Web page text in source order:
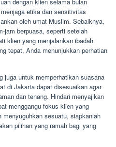
etika dan sensitivitas
oleh umat Muslim. Sebaiknya,
jam berpuasa, seperti setelah
klien yang menjalankan ibadah
tepat, Anda menunjukkan perhatian
juga untuk memperhatikan suasana
di Jakarta dapat disesuaikan agar
dan tenang. Hindari menyajikan
menggangu fokus klien yang
sesuatu, siapkanlah
pilihan yang ramah bagi yang